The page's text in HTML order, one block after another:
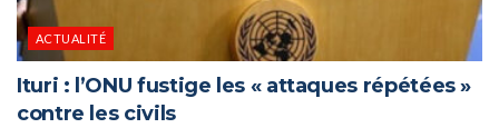
ACTUALITÉ
Ituri : l’ONU fustige les « attaques répétées »
contre les civils